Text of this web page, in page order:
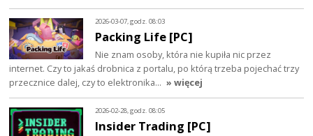
2026-03-07, godz. 08:03
Packing Life [PC]
Nie znam osoby, która nie kupiła nic przez
internet. Czy to jakaś drobnica z portalu, po którą trzeba pojechać trzy
przecznice dalej, czy to elektronika… » więcej
2026-02-28, godz. 08:05
Insider Trading [PC]